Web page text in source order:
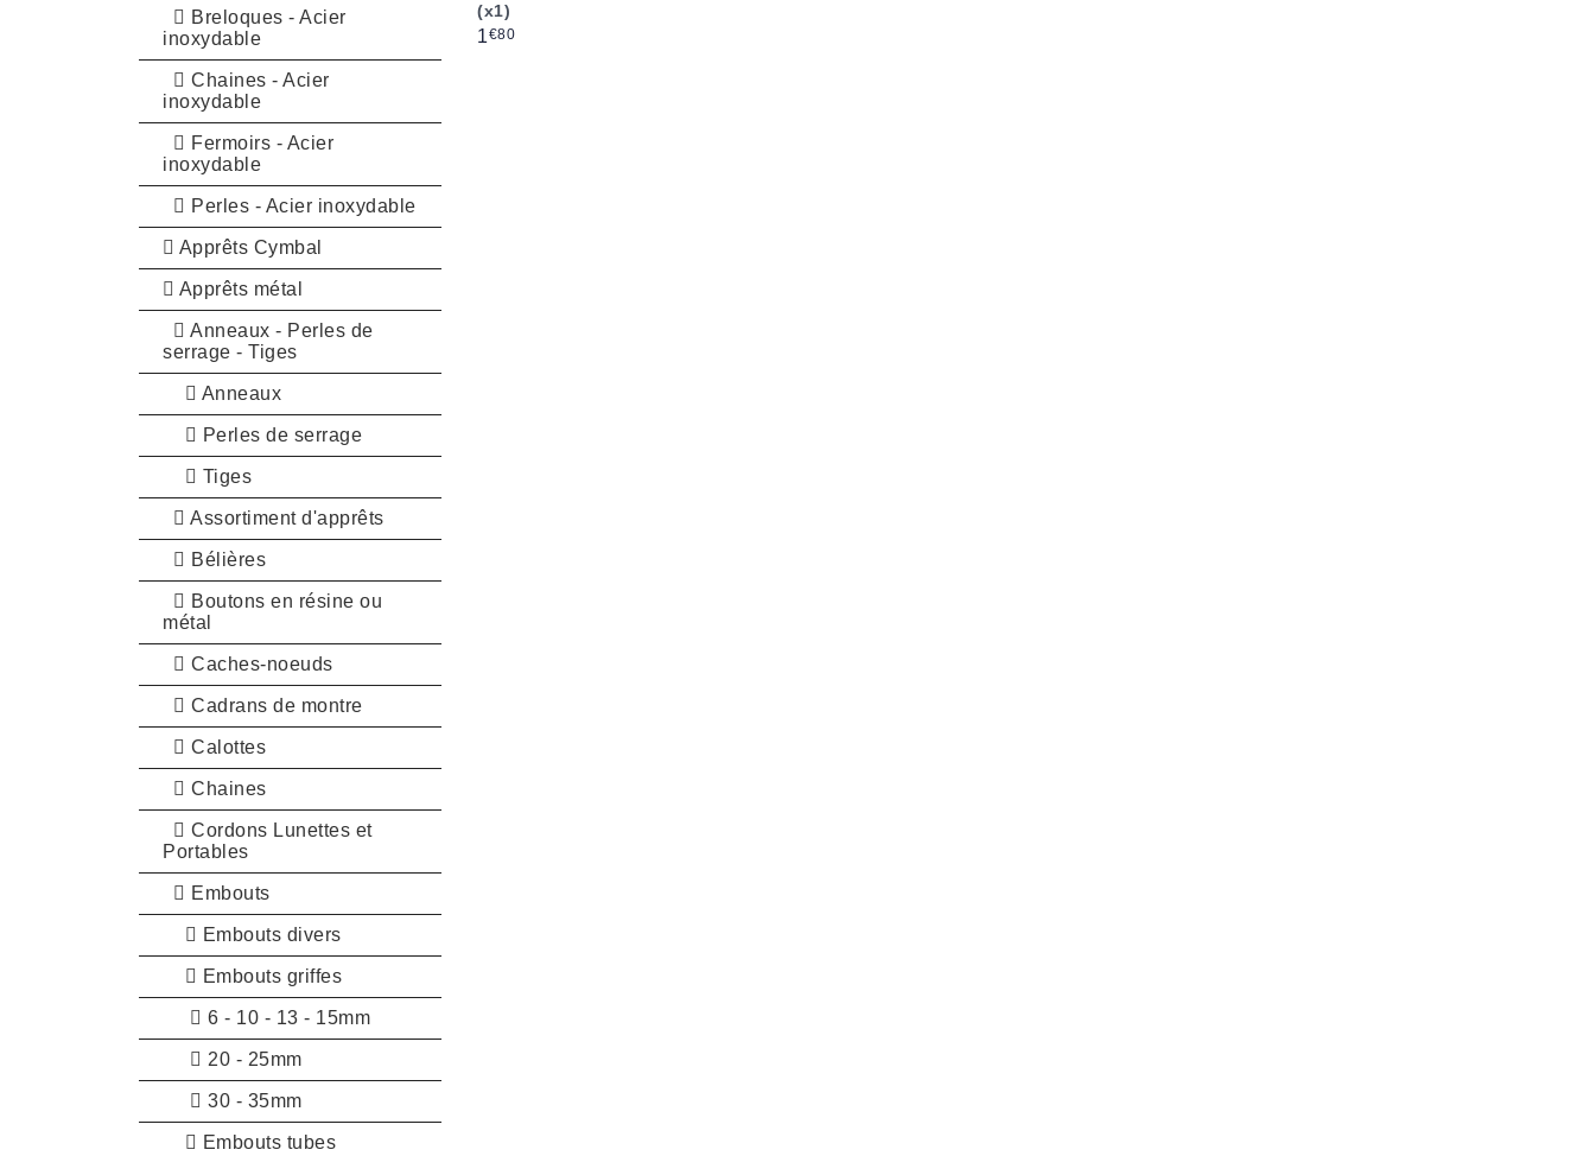
Breloques - Acier
inoxydable
Chaines - Acier
inoxydable
Fermoirs - Acier
inoxydable
Perles - Acier inoxydable
Apprêts Cymbal
Apprêts métal
Anneaux - Perles de
serrage - Tiges
Anneaux
Perles de serrage
Tiges
Assortiment d'apprêts
Bélières
Boutons en résine ou
métal
Caches-noeuds
Cadrans de montre
Calottes
Chaines
Cordons Lunettes et
Portables
Embouts
Embouts divers
Embouts griffes
6 - 10 - 13 - 15mm
20 - 25mm
30 - 35mm
Embouts tubes
(x1)
Prix
1€80